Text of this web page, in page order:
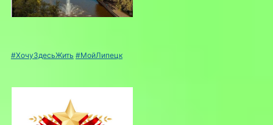
#ХочуЗдесьЖить #МойЛипецк